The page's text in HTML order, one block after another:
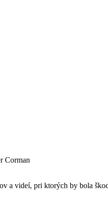
Corman
a videí, pri ktorých by bola